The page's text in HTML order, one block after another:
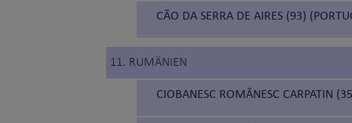
CÃO DA SERRA DE AIRES (93)
11. RUMÄNIEN
CIOBANESC ROMÂNESC CARPATIN